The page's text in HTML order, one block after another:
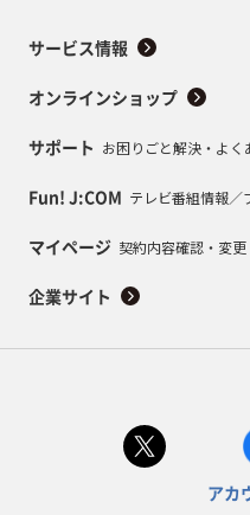
サービス情報
オンラインショップ
サポート お困りごと解決・よく
Fun! J:COM テレビ番組情報／
マイページ 契約内容確認・変更
企業サイト
アカ